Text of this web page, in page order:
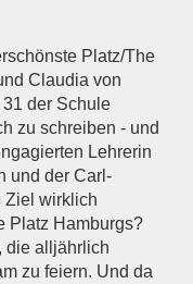
Platz/The
Claudia von
der Schule
zu schreiben - und
Lehrerin
und der Carl-
Ziel wirklich
Platz Hamburgs?
die alljährlich
zu feiern. Und da